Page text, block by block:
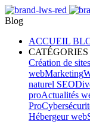
Blog
ACCUEIL
CATÉGORIES
Création de
webMarketing
naturel SEO
proActualités
Pro
Hébergeur web